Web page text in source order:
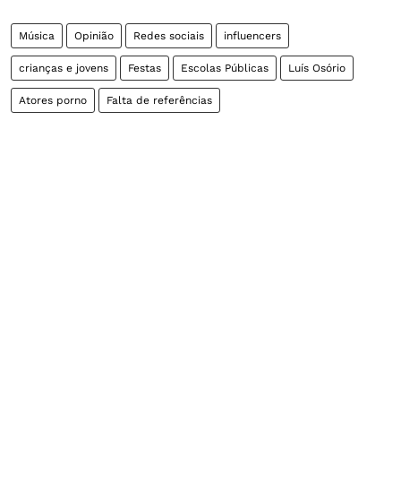
Música Opinião Redes sociais influencers
crianças e jovens Festas Escolas Públicas Luís Osório
Atores porno Falta de referências